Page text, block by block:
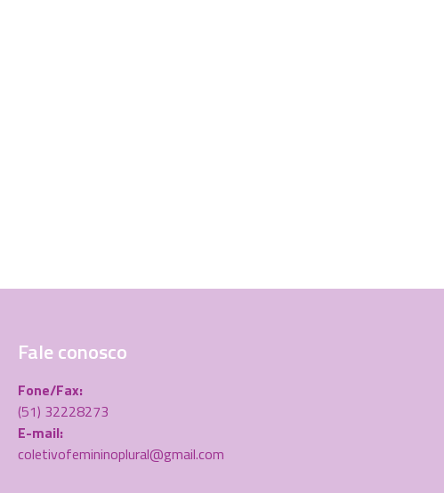
Fale conosco
Fone/Fax:
(51) 32228273
E-mail:
coletivofemininoplural@gmail.com